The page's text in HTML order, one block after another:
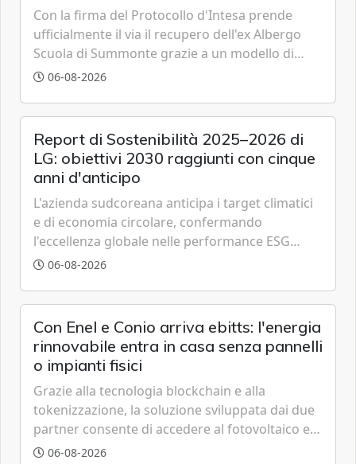
Con la firma del Protocollo d'Intesa prende
ufficialmente il via il recupero dell'ex Albergo
Scuola di Summonte grazie a un modello di
partenariato pubblico-privato e a una rete di
06-08-2026
Report di Sostenibilità 2025–2026 di
LG: obiettivi 2030 raggiunti con cinque
anni d'anticipo
L'azienda sudcoreana anticipa i target climatici
e di economia circolare, confermando
l'eccellenza globale nelle performance ESG
grazie a innovazione, accessibilità e governance
06-08-2026
Con Enel e Conio arriva ebitts: l'energia
rinnovabile entra in casa senza pannelli
o impianti fisici
Grazie alla tecnologia blockchain e alla
tokenizzazione, la soluzione sviluppata dai due
partner consente di accedere al fotovoltaico e
all'eolico ottenendo risparmi diretti in bolletta,
06-08-2026